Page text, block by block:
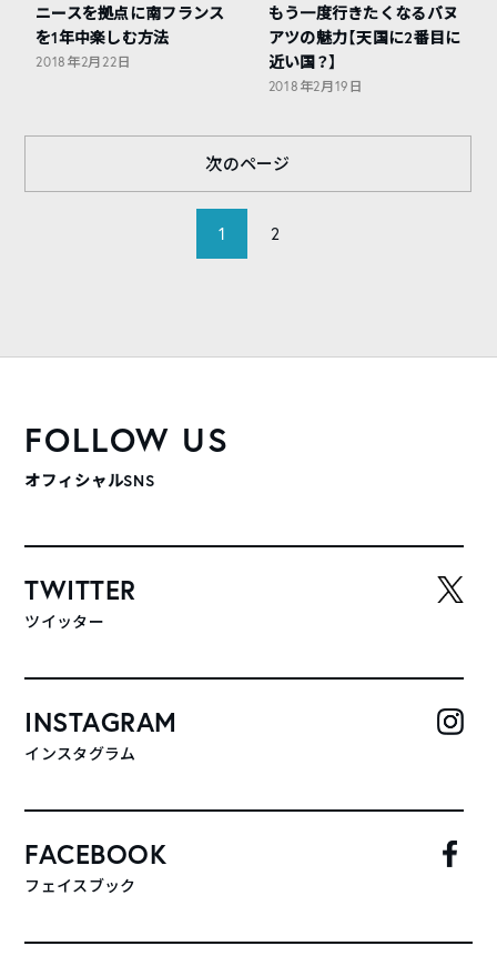
ニースを拠点に南フランス
を1年中楽しむ方法
2018年2月22日
もう一度行きたくなるバヌ
アツの魅力【天国に2番目に
近い国？】
2018年2月19日
1 2
次のページ
FOLLOW US
オフィシャルSNS
TWITTER
ツイッター
INSTAGRAM
インスタグラム
FACEBOOK
フェイスブック